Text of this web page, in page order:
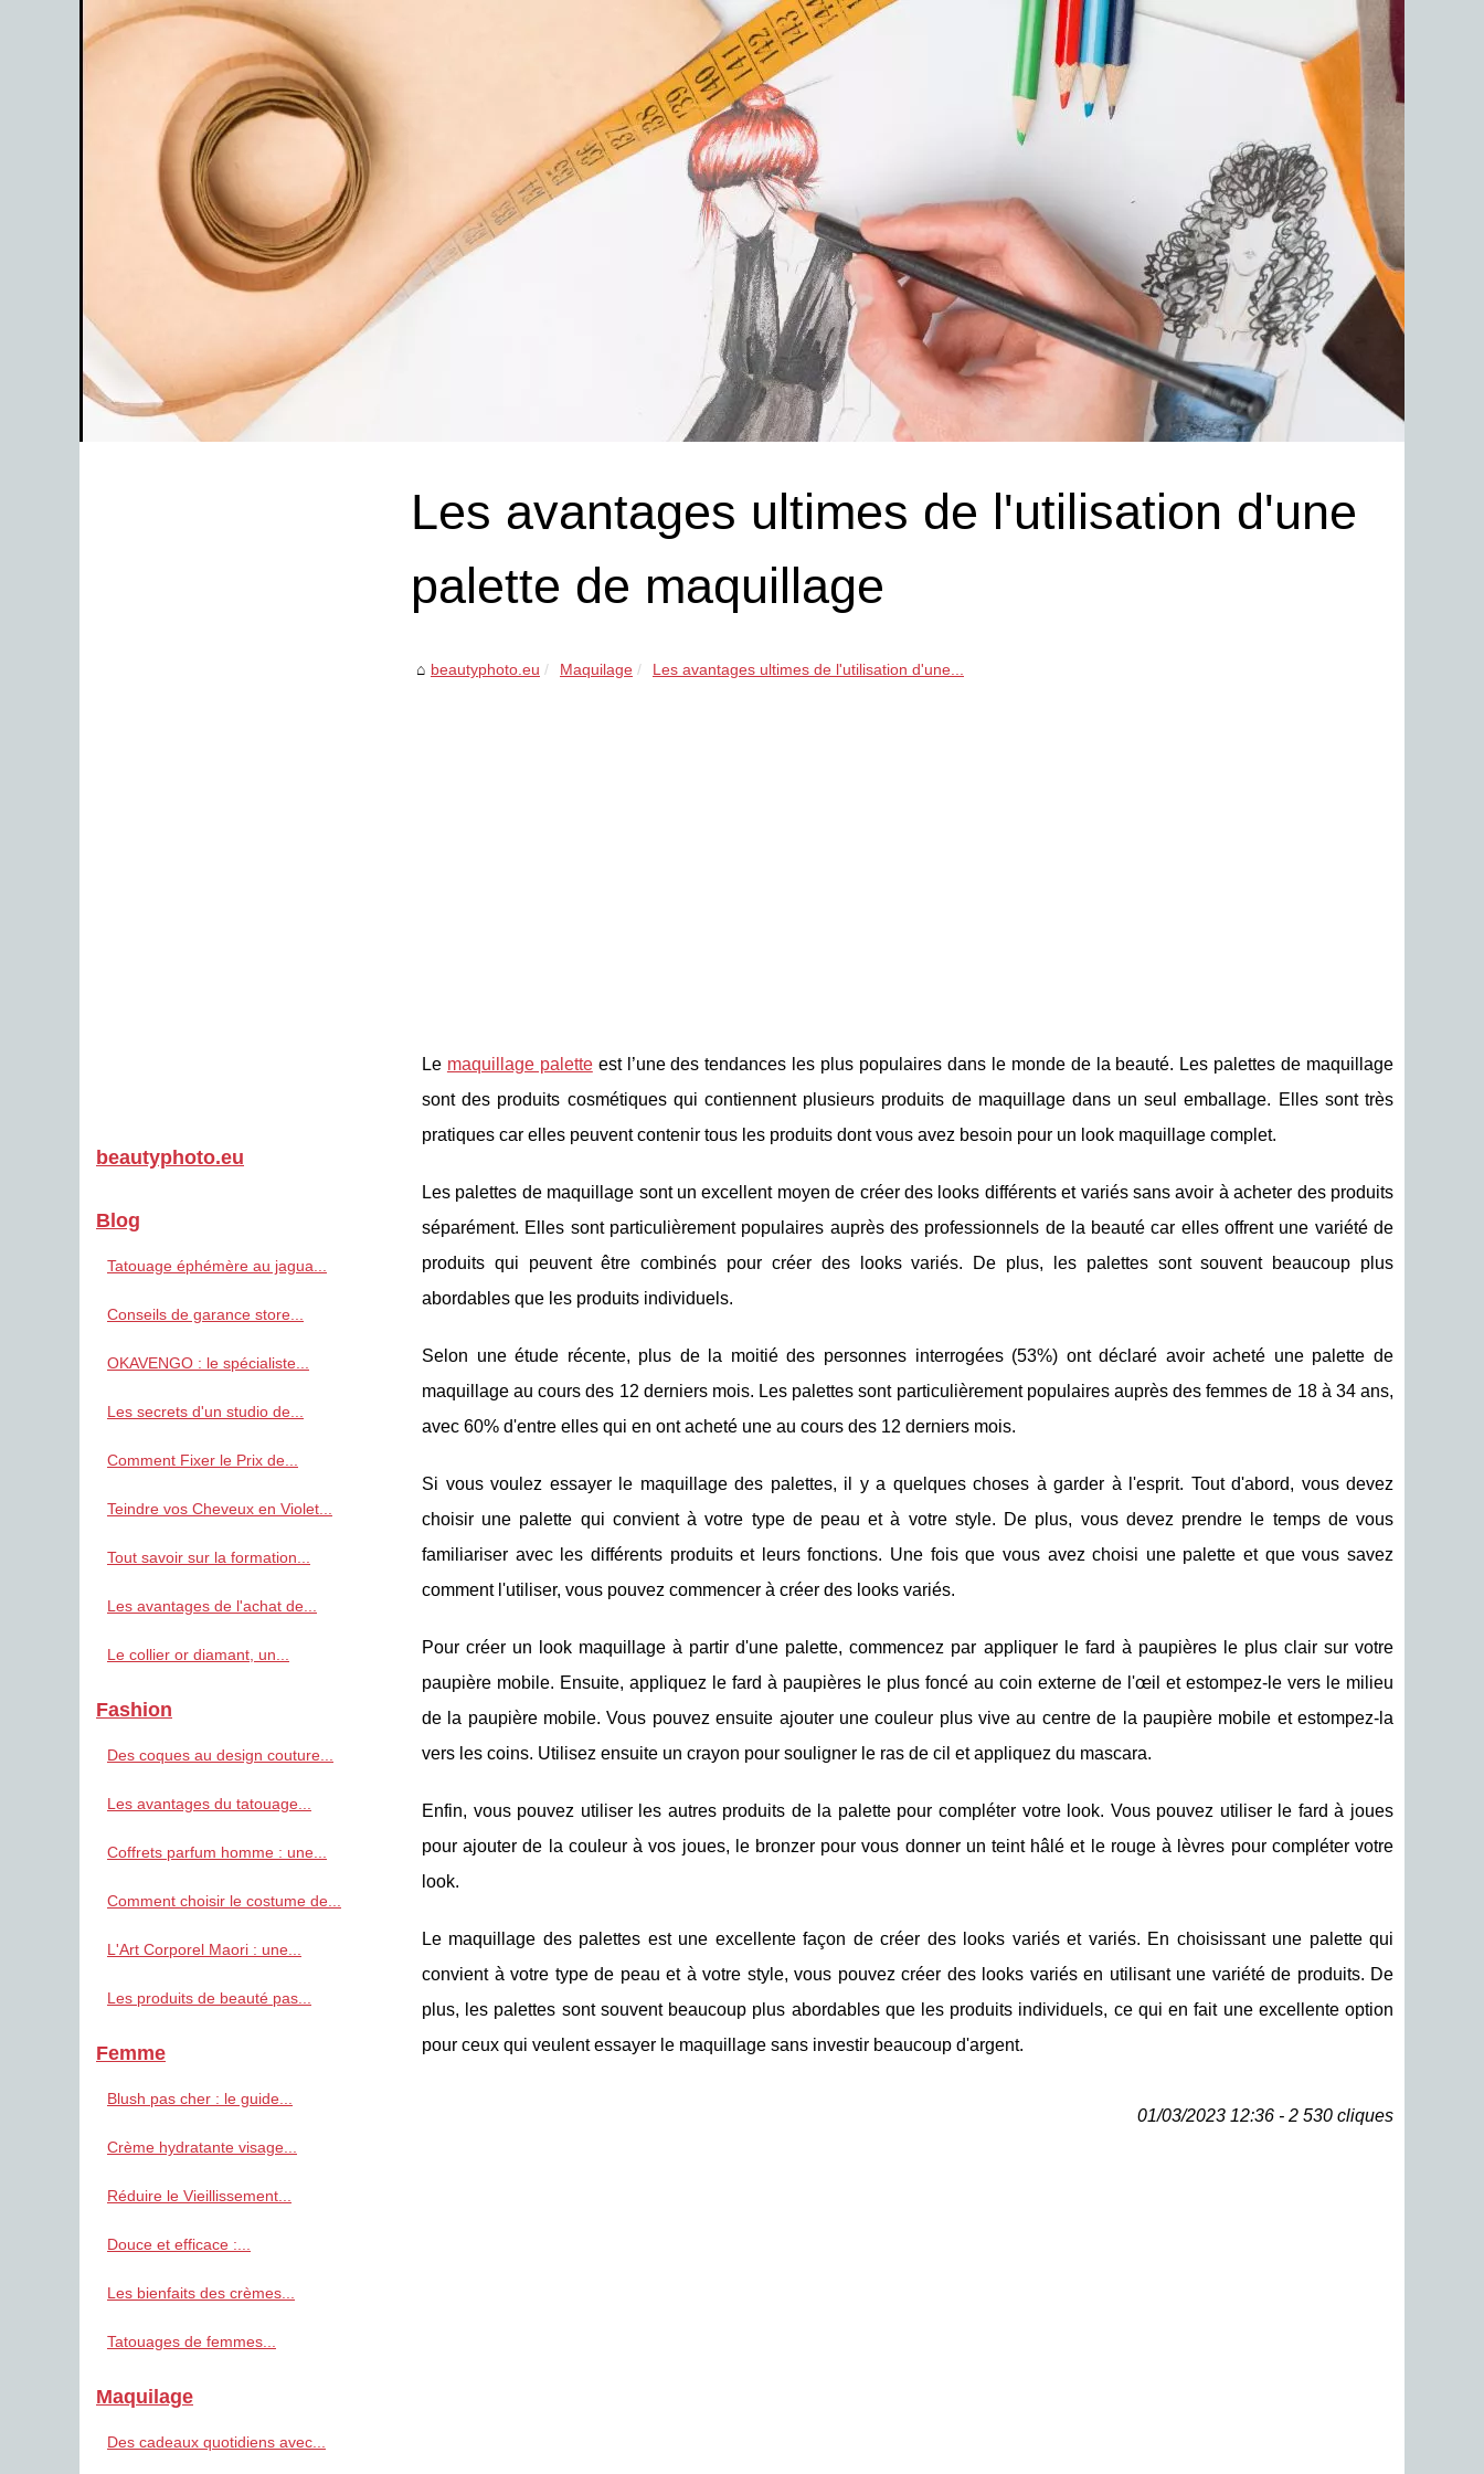
Les avantages ultimes de l'utilisation d'une
palette de maquillage
beautyphoto.eu Maquilage Les avantages ultimes de l'utilisation d'une...
Le maquillage paletteest l’une des tendances les plus populaires dans le monde de la beauté. Les palettes de maquillage
sont des produits cosmétiques qui contiennent plusieurs produits de maquillage dans un seul emballage. Elles sont très
pratiques car elles peuvent contenir tous les produits dont vous avez besoin pour un look maquillage complet.
Les palettes de maquillage sont un excellent moyen de créer des looks différents et variés sans avoir à acheter des produits
séparément. Elles sont particulièrement populaires auprès des professionnels de la beauté car elles offrent une variété de
produits qui peuvent être combinés pour créer des looks variés. De plus, les palettes sont souvent beaucoup plus
abordables que les produits individuels.
Selon une étude récente, plus de la moitié des personnes interrogées (53%) ont déclaré avoir acheté une palette de
maquillage au cours des 12 derniers mois. Les palettes sont particulièrement populaires auprès des femmes de 18 à 34 ans,
avec 60% d'entre elles qui en ont acheté une au cours des 12 derniers mois.
Si vous voulez essayer le maquillage des palettes, il y a quelques choses à garder à l'esprit. Tout d'abord, vous devez
choisir une palette qui convient à votre type de peau et à votre style. De plus, vous devez prendre le temps de vous
familiariser avec les différents produits et leurs fonctions. Une fois que vous avez choisi une palette et que vous savez
comment l'utiliser, vous pouvez commencer à créer des looks variés.
Pour créer un look maquillage à partir d'une palette, commencez par appliquer le fard à paupières le plus clair sur votre
paupière mobile. Ensuite, appliquez le fard à paupières le plus foncé au coin externe de l'œil et estompez-le vers le milieu
de la paupière mobile. Vous pouvez ensuite ajouter une couleur plus vive au centre de la paupière mobile et estompez-la
vers les coins. Utilisez ensuite un crayon pour souligner le ras de cil et appliquez du mascara.
Enfin, vous pouvez utiliser les autres produits de la palette pour compléter votre look. Vous pouvez utiliser le fard à joues
pour ajouter de la couleur à vos joues, le bronzer pour vous donner un teint hâlé et le rouge à lèvres pour compléter votre
look.
Le maquillage des palettes est une excellente façon de créer des looks variés et variés. En choisissant une palette qui
convient à votre type de peau et à votre style, vous pouvez créer des looks variés en utilisant une variété de produits. De
plus, les palettes sont souvent beaucoup plus abordables que les produits individuels, ce qui en fait une excellente option
pour ceux qui veulent essayer le maquillage sans investir beaucoup d'argent.
01/03/2023 12:36 - 2 530 cliques
beautyphoto.eu
Blog
Tatouage éphémère au jagua...
Conseils de garance store...
OKAVENGO : le spécialiste...
Les secrets d'un studio de...
Comment Fixer le Prix de...
Teindre vos Cheveux en Violet...
Tout savoir sur la formation...
Les avantages de l'achat de...
Le collier or diamant, un...
Fashion
Des coques au design couture...
Les avantages du tatouage...
Coffrets parfum homme : une...
Comment choisir le costume de...
L'Art Corporel Maori : une...
Les produits de beauté pas...
Femme
Blush pas cher : le guide...
Crème hydratante visage...
Réduire le Vieillissement...
Douce et efficace :...
Les bienfaits des crèmes...
Tatouages de femmes...
Maquilage
Des cadeaux quotidiens avec...